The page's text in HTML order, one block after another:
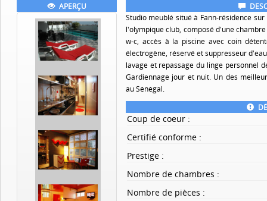
APERÇU
Studio meublé situé à Fann-résidence
l'olympique club, composé d'une
w-c, accès à la piscine avec coin
électrogène, réservé et suppresseur
lavage et repassage du linge personnel
Gardiennage jour et nuit. Un des
au Sénégal.
Coup de coeur :
Certifié conforme :
Prestige :
Nombre de chambres :
Nombre de pièces :